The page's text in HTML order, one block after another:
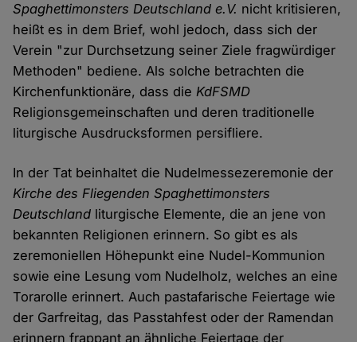
Spaghettimonsters Deutschland e.V. nicht kritisieren,
heißt es in dem Brief, wohl jedoch, dass sich der
Verein "zur Durchsetzung seiner Ziele fragwürdiger
Methoden" bediene. Als solche betrachten die
Kirchenfunktionäre, dass dieKdFSMD
Religionsgemeinschaften und deren traditionelle
liturgische Ausdrucksformen persifliere.
In der Tat beinhaltet die Nudelmessezeremonie der
Kirche des Fliegenden Spaghettimonsters
Deutschland liturgische Elemente, die an jene von
bekannten Religionen erinnern. So gibt es als
zeremoniellen Höhepunkt eine Nudel-Kommunion
sowie eine Lesung vom Nudelholz, welches an eine
Torarolle erinnert. Auch pastafarische Feiertage wie
der Garfreitag, das Passtahfest oder der Ramendan
erinnern frappant an ähnliche Feiertage der